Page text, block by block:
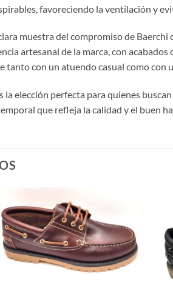
favoreciendo la ventilación y
muestra del compromiso de
artesanal de la marca, con
con un atuendo casual como con
la elección perfecta para quienes
que refleja la calidad y el buen